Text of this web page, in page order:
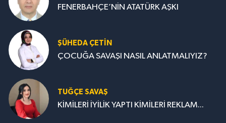
FENERBAHÇE’NİN ATATÜRK AŞKI
ŞÜHEDA ÇETİN
ÇOCUĞA SAVAŞI NASIL ANLATMALIYIZ?
TUĞÇE SAVAŞ
KİMİLERİ İYİLİK YAPTI KİMİLERİ REKLAM...